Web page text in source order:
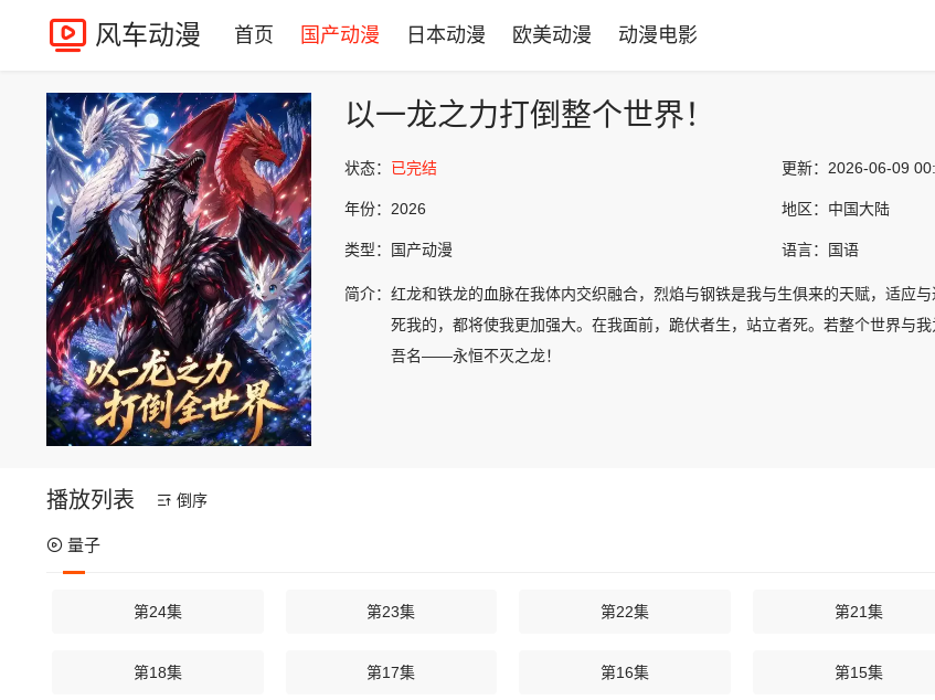
风车动漫 首页 国产动漫 日本动漫 欧美动漫 动漫电影
以一龙之力打倒整个世界！
状态： 已完结 更新： 2026-06-09
年份： 2026 地区： 中国大陆
类型： 国产动漫 语言： 国语
简介： 红龙和铁龙的血脉在我体内交织融合，烈焰与钢铁是我与生俱来的天赋，适应
死我的，都将使我更加强大。在我面前，跪伏者生，站立者死。若整个世界与
吾名——永恒不灭之龙！
播放列表 倒序
量子
第24集 第23集 第22集 第21集
第18集 第17集 第16集 第15集